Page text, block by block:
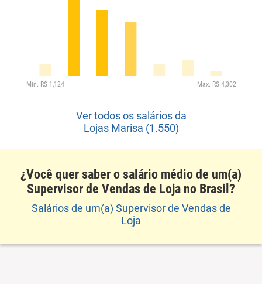
Ver todos os salários da
Lojas Marisa (1.550)
¿Você quer saber o salário médio de um(a)
Supervisor de Vendas de Loja no Brasil?
Salários de um(a) Supervisor de Vendas de
Loja